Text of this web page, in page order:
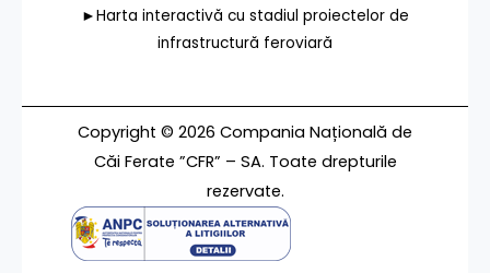
►Harta interactivă cu stadiul proiectelor de
infrastructură feroviară
Copyright © 2026 Compania Națională de
Căi Ferate ”CFR” – SA. Toate drepturile
rezervate.